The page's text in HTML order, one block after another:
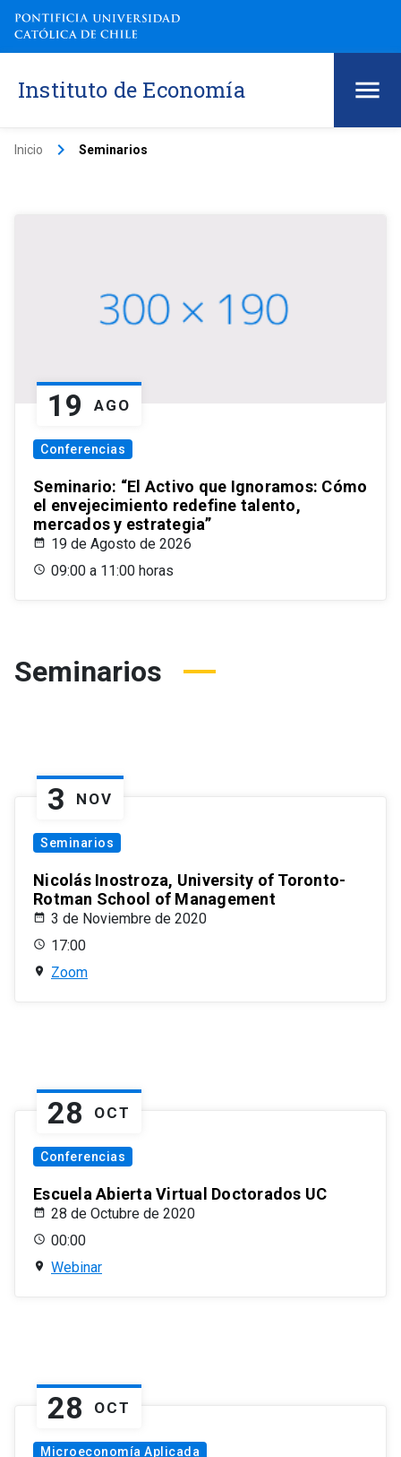
Instituto de Economía
Inicio keyboard_arrow_right Seminarios
19 AGO
Conferencias
Seminario: “El Activo que Ignoramos: Cómo
el envejecimiento redefine talento,
mercados y estrategia”
19 de Agosto de 2026
09:00 a 11:00 horas
Seminarios
3 NOV
Seminarios
Nicolás Inostroza, University of Toronto-
Rotman School of Management
3 de Noviembre de 2020
17:00
Zoom
28 OCT
Conferencias
Escuela Abierta Virtual Doctorados UC
28 de Octubre de 2020
00:00
Webinar
28 OCT
Microeconomía Aplicada